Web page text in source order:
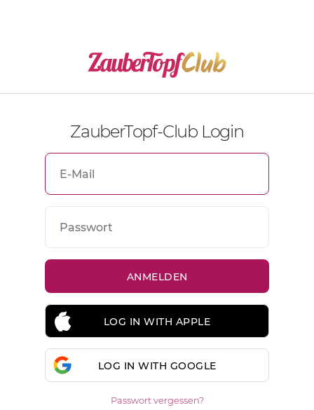
ZauberTopf-Club Login
LOG IN WITH APPLE
LOG IN WITH GOOGLE
Passwort vergessen?